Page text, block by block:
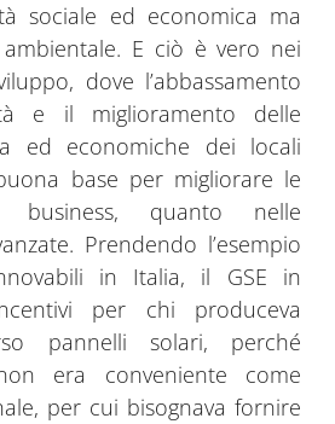
sociale ed economica ma
E ciò è vero nei
dove l’abbassamento
e il miglioramento delle
ed economiche dei locali
base per migliorare le
business, quanto nelle
Prendendo l’esempio
in Italia, il GSE in
per chi produceva
pannelli solari, perché
era conveniente come
per cui bisognava fornire